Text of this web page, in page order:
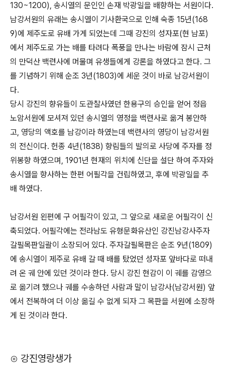
130~1200), 송시열의 문인인 손재 박광일을 배향하는 서원이다.
남강서원의 유래는 송시열이 기사환국으로 인해 숙종 15년(168
9)에 제주도로 유배 가게 되었는데 그때 강진의 성자포(현 남포)
에서 제주도로 가는 배를 타려다 폭풍을 만나는 바람에 잠시 근처
의 만덕산 백련사에 머물며 유생들에게 강론을 하였다고 한다. 그
를 기념하기 위해 순조 3년(1803)에 세운 것이 바로 남강서원이
다.
당시 강진의 향유들이 도관찰사였던 한용구의 승인을 얻어 정읍
노암서원에 모셔져 있던 송시열의 영정을 백련사로 옮겨 봉안하
고, 영당의 액호를 남강이라 하였는데 백련사의 영당이 남강서원
의 전신이다. 헌종 4년(1838) 향림들의 발의로 사당에 주자를 정
위봉향 하였으며, 1901년 현재의 위치에 신단을 설단 하여 주자와
송시열을 향사하는 한편 어필각을 건립하였고, 후에 박광일을 추
배 하였다.
남강서원 왼편에 구 어필각이 있고, 그 앞으로 새로운 어필각이 신
축되었다. 어필각에는 전라남도 유형문화유산인 강진남강사주자
갈필목판일괄이 소장되어 있다. 주자갈필목판은 순조 9년(1809)
에 송시열이 제주로 유배 갈 때 배를 탔었던 성자포 앞바다로 떠내
려 온 궤 안에 있던 것이라 한다. 당시 강진 현감이 이 궤를 감영으
로 옮기려 했으나 궤를 수송하던 사람과 말이 남강사(남강서원) 앞
에서 전복하여 더 이상 옮길 수 없게 되자 그 목판을 서원에 소장하
게 된 것이라 한다.
⊙ 강진영랑생가